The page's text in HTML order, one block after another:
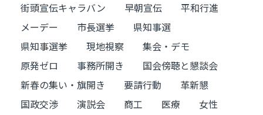
街頭宣伝キャラバン
早朝宣伝
平和行進
メーデー
市長選挙
県知事選
県知事選挙
現地視察
集会・デモ
原発ゼロ
事務所開き
国会傍聴と懇談会
新春の集い・旗開き
要請行動
革新懇
国政交渉
演説会 商工 医療
女性